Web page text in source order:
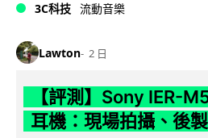
3C科技 流動音樂
Lawton 2 日
【評測】Sony IER-
耳機：現場拍攝、後